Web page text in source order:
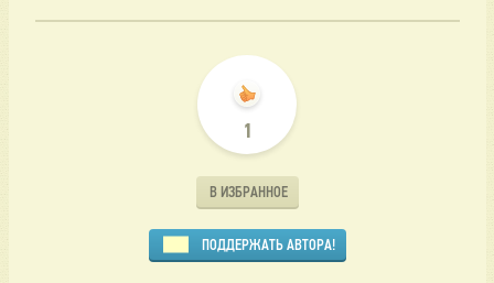
1
В ИЗБРАННОЕ
ПОДДЕРЖАТЬ АВТОРА!